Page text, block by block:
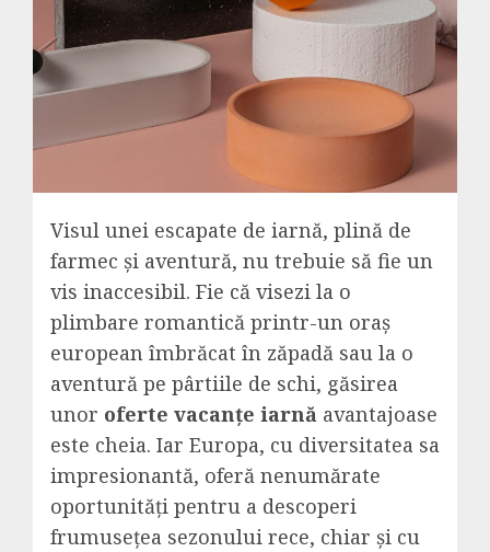
Visul unei escapate de iarnă, plină de
farmec și aventură, nu trebuie să fie un
vis inaccesibil. Fie că visezi la o
plimbare romantică printr-un oraș
european îmbrăcat în zăpadă sau la o
aventură pe pârtiile de schi, găsirea
unor oferte vacanțe iarnă avantajoase
este cheia. Iar Europa, cu diversitatea sa
impresionantă, oferă nenumărate
oportunități pentru a descoperi
frumusețea sezonului rece, chiar și cu